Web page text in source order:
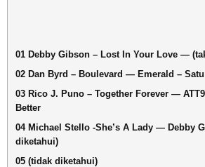
01 Debby Gibson – Lost In Your Love —
02 Dan Byrd – Boulevard — Emerald –
03 Rico J. Puno – Together Forever —
Better
04 Michael Stello -She’s A Lady — Debby
diketahui)
05 (tidak diketahui)